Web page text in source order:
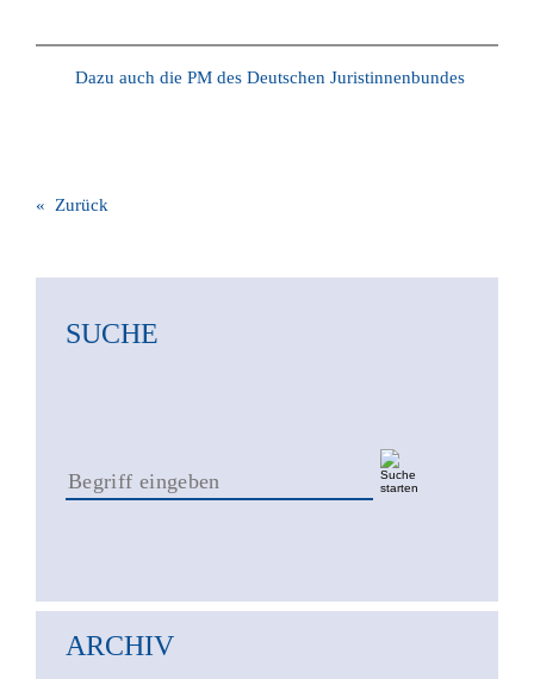
Dazu auch die PM des Deutschen Juristinnenbundes
« Zurück
SUCHE
ARCHIV